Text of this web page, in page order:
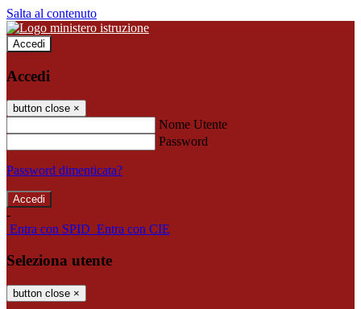
Salta al contenuto
Accedi
Accedi
button close ×
Nome Utente
Password
Password dimenticata?
-
Entra con SPID Entra con CIE
Seleziona utente
button close ×